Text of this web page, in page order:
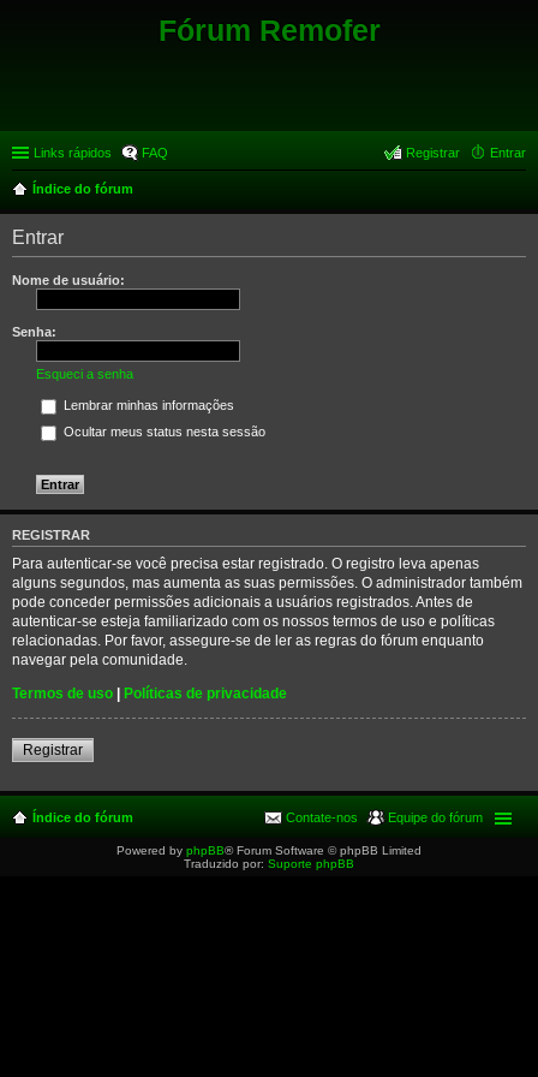
Fórum Remofer
Links rápidos FAQ Entrar
Registrar
Índice do fórum
Entrar
Nome de usuário:
Senha:
Esqueci a senha
Lembrar minhas informações
Ocultar meus status nesta sessão
REGISTRAR
Para autenticar-se você precisa estar registrado. O registro leva apenas
alguns segundos, mas aumenta as suas permissões. O administrador também
pode conceder permissões adicionais a usuários registrados. Antes de
autenticar-se esteja familiarizado com os nossos termos de uso e políticas
relacionadas. Por favor, assegure-se de ler as regras do fórum enquanto
navegar pela comunidade.
Termos de uso | Políticas de privacidade
Registrar
Índice do fórum Equipe do fórum
Contate-nos
Powered by phpBB® Forum Software © phpBB Limited
Traduzido por: Suporte phpBB